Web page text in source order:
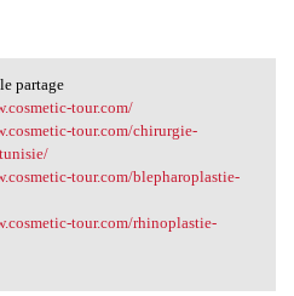
le partage
partage
tour.com/
tour.com/chirurgie-
tour.com/blepharoplastie-
tour.com/rhinoplastie-